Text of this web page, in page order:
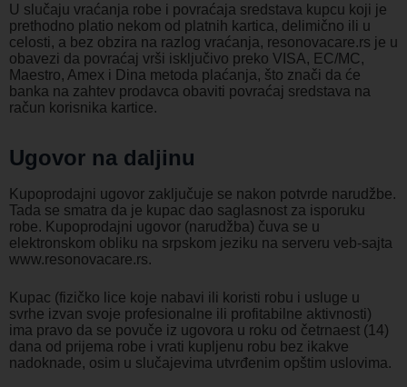
U slučaju vraćanja robe i povraćaja sredstava kupcu koji je
prethodno platio nekom od platnih kartica, delimično ili u
celosti, a bez obzira na razlog vraćanja, resonovacare.rs je u
obavezi da povraćaj vrši isključivo preko VISA, EC/MC,
Maestro, Amex i Dina metoda plaćanja, što znači da će
banka na zahtev prodavca obaviti povraćaj sredstava na
račun korisnika kartice.
Ugovor na daljinu
Kupoprodajni ugovor zaključuje se nakon potvrde narudžbe.
Tada se smatra da je kupac dao saglasnost za isporuku
robe. Kupoprodajni ugovor (narudžba) čuva se u
elektronskom obliku na srpskom jeziku na serveru veb-sajta
www.resonovacare.rs.
Kupac (fizičko lice koje nabavi ili koristi robu i usluge u
svrhe izvan svoje profesionalne ili profitabilne aktivnosti)
ima pravo da se povuče iz ugovora u roku od četrnaest (14)
dana od prijema robe i vrati kupljenu robu bez ikakve
nadoknade, osim u slučajevima utvrđenim opštim uslovima.